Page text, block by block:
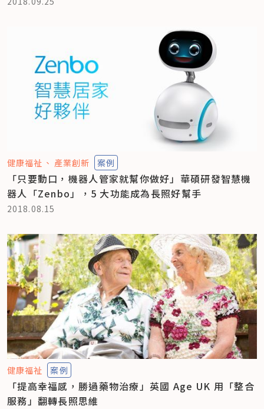
健康福祉 產業創新 案例
「只要動口，機器人管家就幫你做好」華碩研發智慧機
器人「Zenbo」，5 大功能成為長照好幫手
2018.08.15
健康福祉 案例
「提高幸福感，勝過藥物治療」英國 Age UK 用「整合
服務」翻轉長照思維